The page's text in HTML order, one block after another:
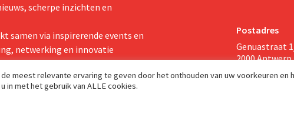
scherpe inzichten en
samen via inspirerende events en
netwerking en innovatie
Postadres
Genuastraat
2000 Antwerp
meest relevante ervaring te geven door het onthouden van uw voorkeuren en
in met het gebruik van ALLE cookies.